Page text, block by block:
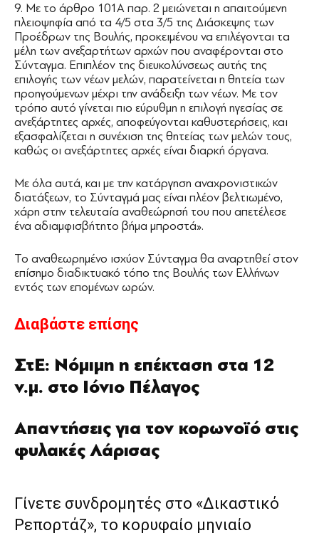
9. Με το άρθρο 101Α παρ. 2 μειώνεται η απαιτούμενη
πλειοψηφία από τα 4/5 στα 3/5 της Διάσκεψης των
Προέδρων της Βουλής, προκειμένου να επιλέγονται τα
μέλη των ανεξαρτήτων αρχών που αναφέρονται στο
Σύνταγμα. Επιπλέον της διευκολύνσεως αυτής της
επιλογής των νέων μελών, παρατείνεται η θητεία των
προηγούμενων μέχρι την ανάδειξη των νέων. Με τον
τρόπο αυτό γίνεται πιο εύρυθμη η επιλογή ηγεσίας σε
ανεξάρτητες αρχές, αποφεύγονται καθυστερήσεις, και
εξασφαλίζεται η συνέχιση της θητείας των μελών τους,
καθώς οι ανεξάρτητες αρχές είναι διαρκή όργανα.
Με όλα αυτά, και με την κατάργηση αναχρονιστικών
διατάξεων, το Σύνταγμά μας είναι πλέον βελτιωμένο,
χάρη στην τελευταία αναθεώρησή του που απετέλεσε
ένα αδιαμφισβήτητο βήμα μπροστά».
Το αναθεωρημένο ισχύον Σύνταγμα θα αναρτηθεί στον
επίσημο διαδικτυακό τόπο της Βουλής των Ελλήνων
εντός των επομένων ωρών.
Διαβάστε επίσης
ΣτΕ: Νόμιμη η επέκταση στα 12
ν.μ. στο Ιόνιο Πέλαγος
Απαντήσεις για τον κορωνοϊό στις
φυλακές Λάρισας
Γίνετε συνδρομητές στο «Δικαστικό
Ρεπορτάζ», το κορυφαίο μηνιαίο